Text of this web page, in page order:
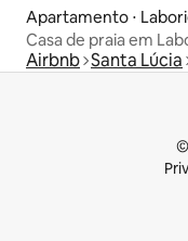
Apartamento ⋅
Casa de praia em
Unidade 2
Airbnb Santa Lúcia
©